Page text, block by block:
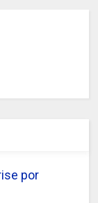
por